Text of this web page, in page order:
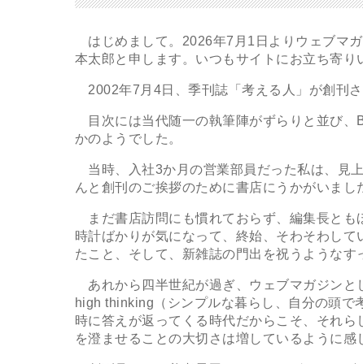
はじめまして。2026年7月1日よりウェブマ
本太郎と申します。いつもサイトにお立ち寄り
2002年7月4日、季刊誌「考える人」が創刊さ
目次には当代随一の執筆陣がずらりと並び、
かのようでした。
当時、入社3か月の営業部員だった私は、見
んと創刊のご挨拶のために書店にうかがいまし
まだ書店訪問にも慣れておらず、編集長とも
時計ばかりが気になって、終始、そわそわし
たこと、そして、新雑誌の門出を祝うようなす
あれから四半世紀が過ぎ、ウェブマガジン
high thinking（シンプルな暮らし、自分の頭で
時に答えが返ってくる時代だからこそ、それ
を澄ませることの大切さは増しているように感